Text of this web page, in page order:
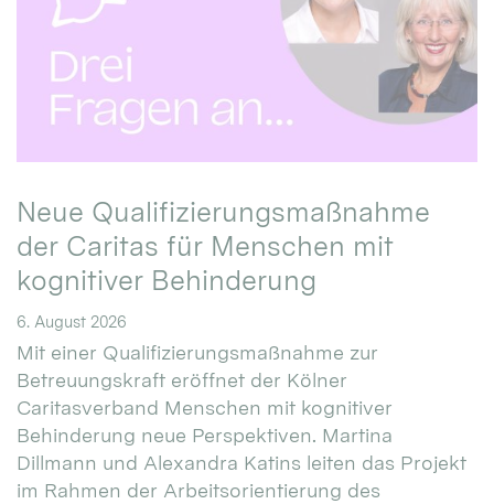
Neue Qualifizierungsmaßnahme
der Caritas für Menschen mit
kognitiver Behinderung
6. August 2026
Mit einer Qualifizierungsmaßnahme zur
Betreuungskraft eröffnet der Kölner
Caritasverband Menschen mit kognitiver
Behinderung neue Perspektiven. Martina
Dillmann und Alexandra Katins leiten das Projekt
im Rahmen der Arbeitsorientierung des